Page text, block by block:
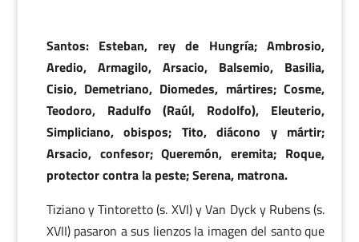
Santos: Esteban, rey de Hungría; Ambrosio,
Aredio, Armagilo, Arsacio, Balsemio, Basilia,
Cisio, Demetriano, Diomedes, mártires; Cosme,
Teodoro, Radulfo (Raúl, Rodolfo), Eleuterio,
Simpliciano, obispos; Tito, diácono y mártir;
Arsacio, confesor; Queremón, eremita; Roque,
protector contra la peste; Serena, matrona.
Tiziano y Tintoretto (s. XVI) y Van Dyck y Rubens (s.
XVII) pasaron a sus lienzos la imagen del santo que